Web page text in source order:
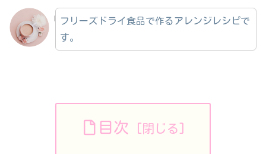
フリーズドライ食品で作るアレンジレシピで
す。
目次